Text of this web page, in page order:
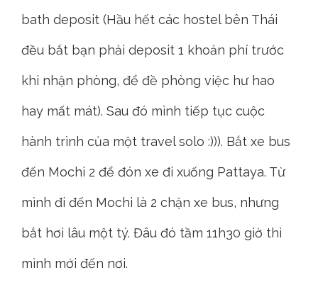
bath deposit (Hầu hết các hostel bên Thái
đều bắt bạn phải deposit 1 khoản phí trước
khi nhận phòng, để đề phòng việc hư hao
hay mất mát). Sau đó mình tiếp tục cuộc
hành trình của một travel solo :))). Bắt xe bus
đến Mochi 2 để đón xe đi xuống Pattaya. Từ
mình đi đến Mochi là 2 chặn xe bus, nhưng
bắt hơi lâu một tý. Đâu đó tầm 11h30 giờ thì
mình mới đến nơi.